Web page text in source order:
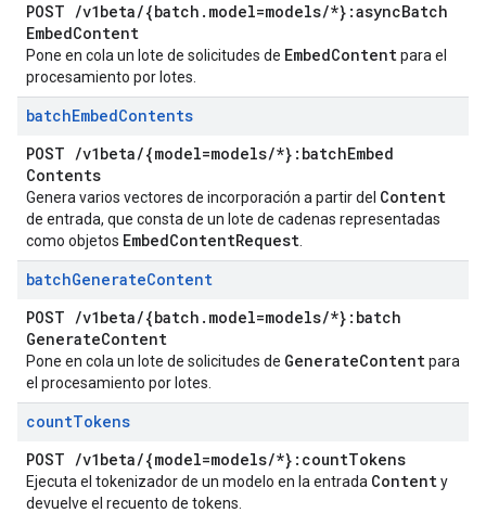
POST /v1beta/{batch . model=models/*}:asyncBatch
EmbedContent
Pone en cola un lote de solicitudes de EmbedContentpara el
procesamiento por lotes.
batchEmbedContents
POST /v1beta/{model=models/*}:batchEmbed
Contents
Genera varios vectores de incorporación a partir del Content
de entrada, que consta de un lote de cadenas representadas
como objetos EmbedContentRequest
batchGenerateContent
POST /v1beta/{batch . model=models/*}:batch
GenerateContent
Pone en cola un lote de solicitudes de GenerateContentpara
el procesamiento por lotes.
countTokens
POST /v1beta/{model=models/*}:countTokens
Ejecuta el tokenizador de un modelo en la entrada Contenty
devuelve el recuento de tokens.